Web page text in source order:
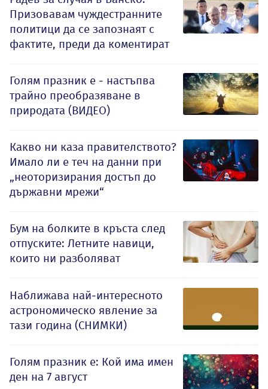
Призовавам чуждестранните
политици да се запознаят с
фактите, преди да коментират
Голям празник е - настъпва
трайно преобразяване в
природата (ВИДЕО)
Какво ни каза правителството?
Имало ли е теч на данни при
„неоторизирания достъп до
държавни мрежи“
Бум на болките в кръста след
отпуските: Летните навици,
които ни разболяват
Наближава най-интересното
астрономическо явление за
тази година (СНИМКИ)
Голям празник е: Кой има имен
ден на 7 август